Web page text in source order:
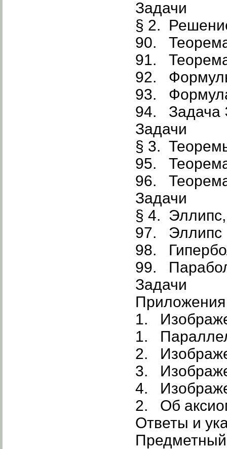
Задачи
§ 2.
90.
91. Теорема
92.
93.
94. Задача
Задачи
§ 3.
95.
96.
Задачи
§ 4. Эллипс,
97. Эллипс
98.
99.
Задачи
Приложения
1.
1.
2.
3.
4.
2. Об
Ответы и
Предметный